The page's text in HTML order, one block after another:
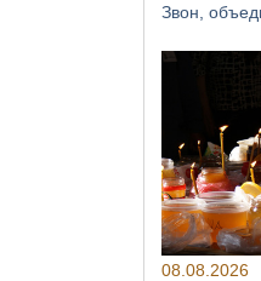
Звон,
08.08.2026